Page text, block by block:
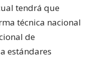
tendrá que
técnica nacional
de
estándares